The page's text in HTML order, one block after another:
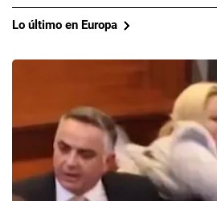
Lo último en Europa